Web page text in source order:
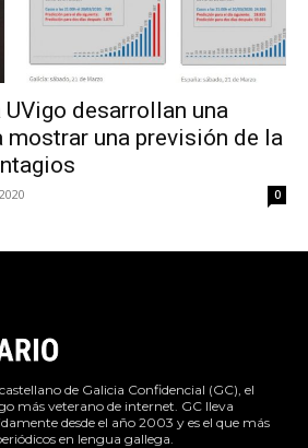
desarrollan una
mostrar una previsión de la
0
de Galicia Confidencial (GC), el
más veterano de internet. GC lleva
desde el año 2003 y es el que más
en lengua gallega.